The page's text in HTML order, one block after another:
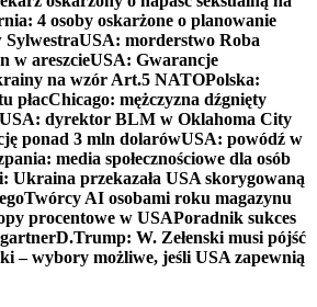
4 osoby oskarżone o planowanie
SylwestraUSA: morderstwo Roba
w areszcieUSA: Gwarancje
na wzór Art.5 NATOPolska:
płacChicago: mężczyzna dźgnięty
USA: dyrektor BLM w Oklahoma City
ponad 3 mln dolarówUSA: powódź w
media społecznościowe dla osób
Ukraina przekazała USA skorygowaną
Twórcy AI osobami roku magazynu
procentowe w USAPoradnik sukces
D.Trump: W. Zełenski musi pójść
– wybory możliwe, jeśli USA zapewnią